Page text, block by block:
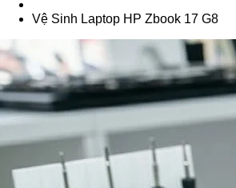
Vệ Sinh Laptop HP Zbook 17 G8